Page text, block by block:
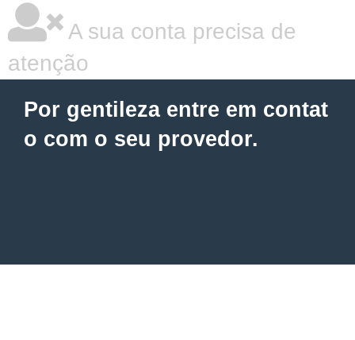
A sua conta precisa de
atenção
Por gentileza entre em contat
o com o seu provedor.